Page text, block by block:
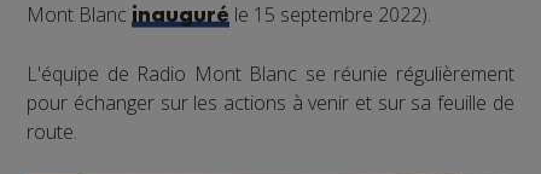
Mont Blancinauguré le 15 septembre 2022).
L'équipe de Radio Mont Blanc se réunie régulièrement
pour échanger sur les actions à venir et sur sa feuille de
route.